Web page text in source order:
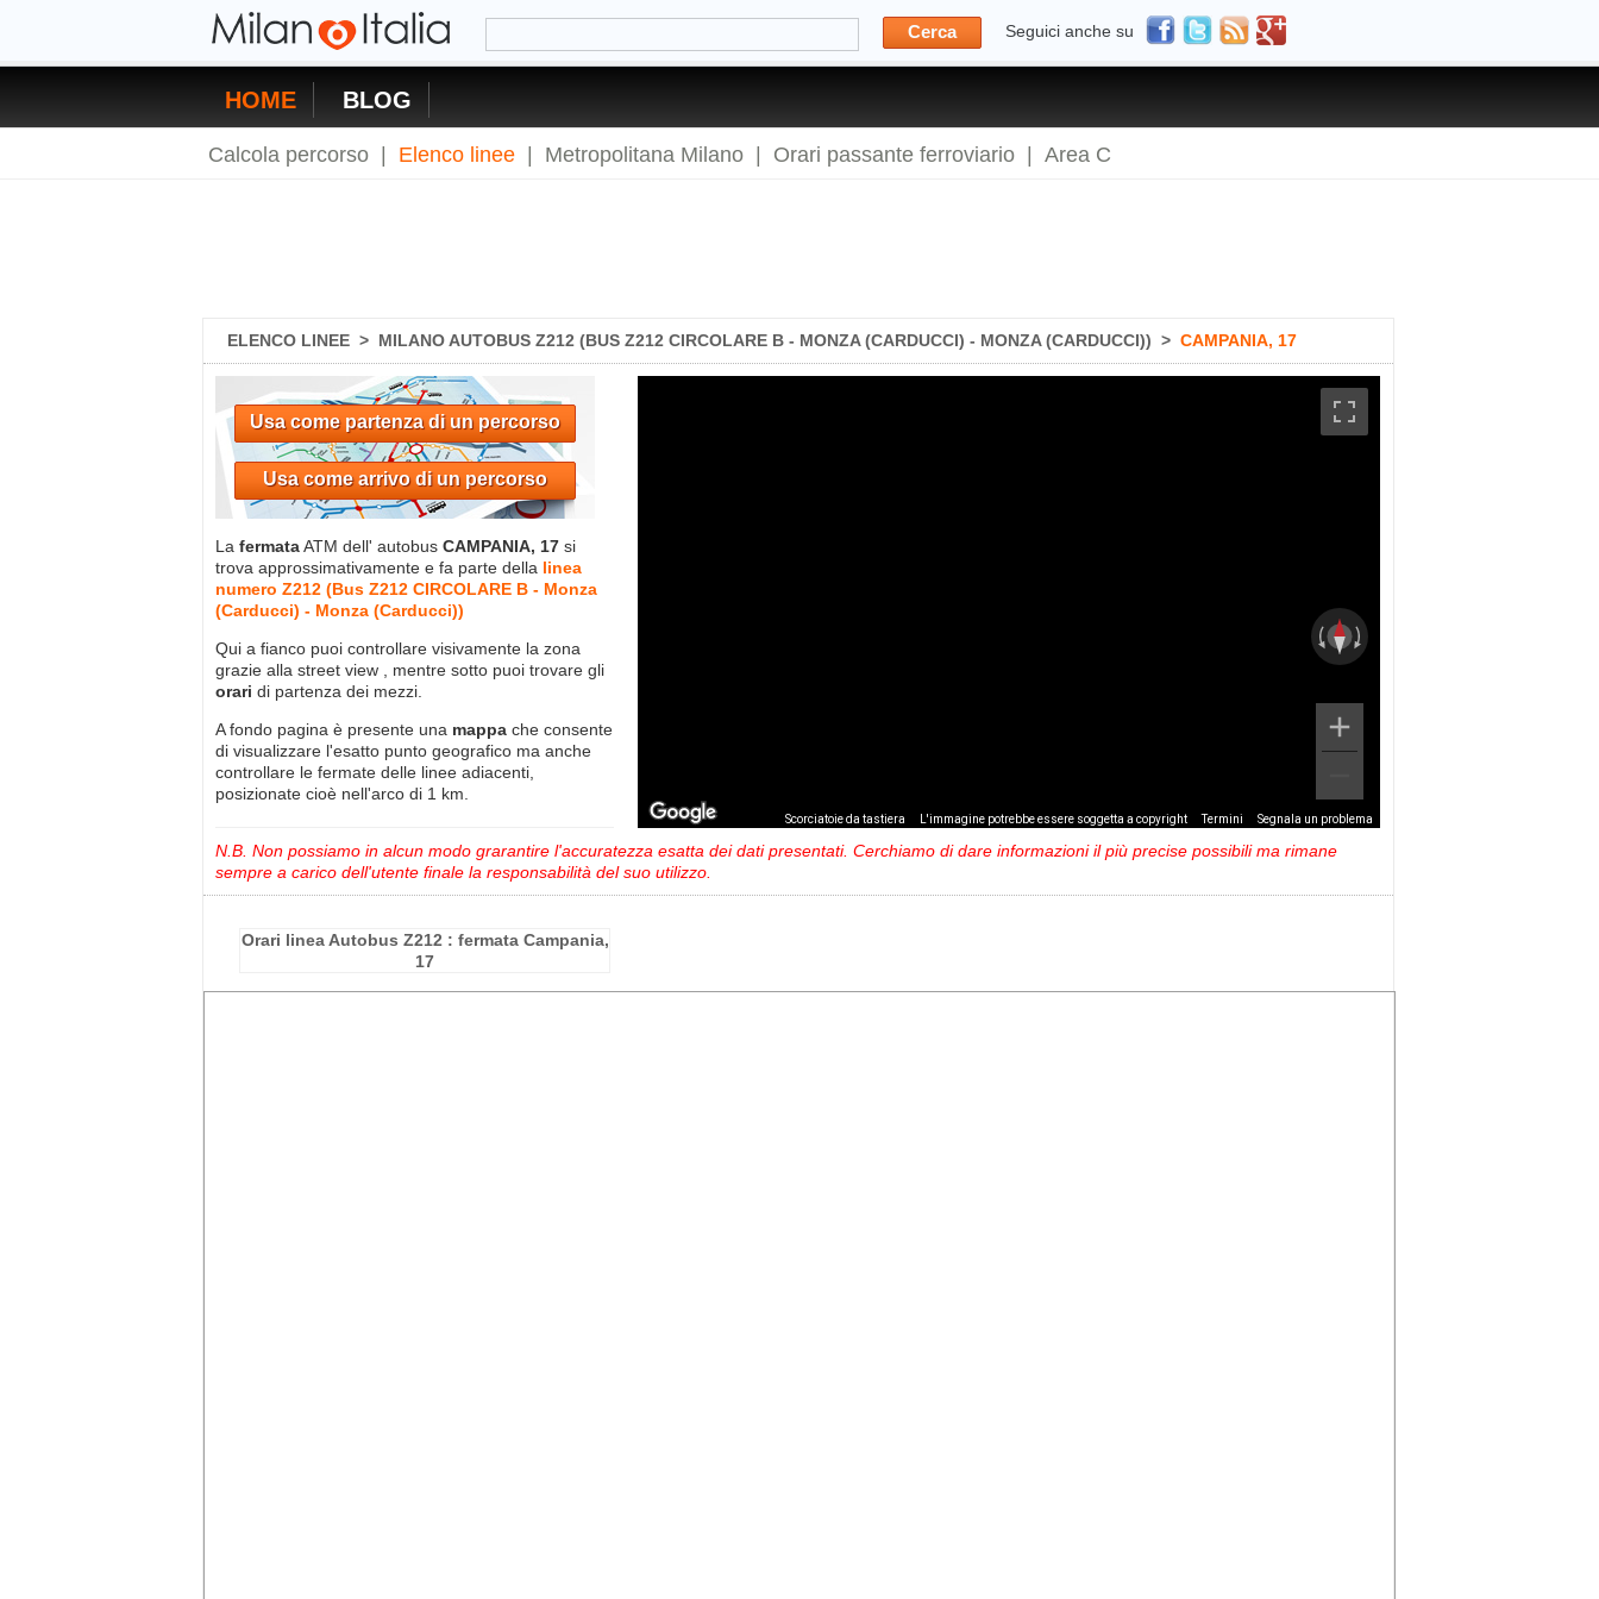
Cerca Seguici anche su
HOME BLOG
Calcola percorso Elenco linee Metropolitana Milano Orari passante ferroviario Area C
ELENCO LINEE > MILANO AUTOBUS Z212 (BUS Z212 CIRCOLARE B - MONZA (CARDUCCI) - MONZA (CARDUCCI)) > CAMPANIA, 17
Usa come partenza di un percorso
Usa come arrivo di un percorso
La fermataATM dell' autobus CAMPANIA, 17 si
trova approssimativamente e fa parte della linea
numero Z212 (Bus Z212 CIRCOLARE B - Monza
(Carducci) - Monza (Carducci))
Qui a fianco puoi controllare visivamente la zona
grazie alla street view , mentre sotto puoi trovare gli
orari di partenza dei mezzi.
A fondo pagina è presente una mappa che consente
di visualizzare l'esatto punto geografico ma anche
controllare le fermate delle linee adiacenti,
posizionate cioè nell'arco di 1 km.
Scorciatoie da tastiera L'immagine potrebbe essere soggetta a copyright Termini Segnala un problema
N.B. Non possiamo in alcun modo grarantire l'accuratezza esatta dei dati presentati. Cerchiamo di dare informazioni il più precise possibili ma rimane
sempre a carico dell'utente finale la responsabilità del suo utilizzo.
Orari linea Autobus Z212 : fermata Campania,
17